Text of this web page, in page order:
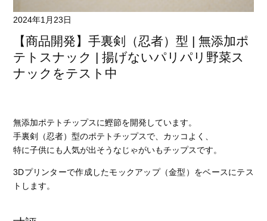
2024年1月23日
【商品開発】手裏剣（忍者）型 | 無添加ポ
テトスナック | 揚げないパリパリ野菜ス
ナックをテスト中
無添加ポテトチップスに鰹節を開発しています。
手裏剣（忍者）型のポテトチップスで、カッコよく、
特に子供にも人気が出そうなじゃがいもチップスです。
3Dプリンターで作成したモックアップ（金型）をベースにテス
トします。